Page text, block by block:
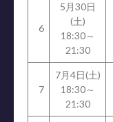
6
5月30日
(土)
18:30～
21:30
7
7月4日(土)
18:30～
21:30